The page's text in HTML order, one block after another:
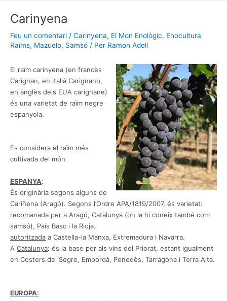
Carinyena
Feu un comentari / Carinyena, El Mon Enològic, Enocultura
Raïms, Mazuelo, Samsó / Per Ramon Adell
El raïm carinyena (en francès
Carignan, en italià Carignano,
en anglès dels EUA carignane)
és una varietat de raïm negre
espanyola.
Es considera el raïm més
cultivada del món.
ESPANYA:
És originària segons alguns de
Cariñena (Aragó). Segons l’Ordre APA/1819/2007, és varietat:
recomanada per a Aragó, Catalunya (on la hi coneix també com
samsó), País Basc i la Rioja.
autoritzada a Castella-la Manxa, Extremadura i Navarra.
A Catalunya: és la base per als vins del Priorat, estant igualment
en Costers del Segre, Empordà, Penedès, Tarragona i Terra Alta.
EUROPA: